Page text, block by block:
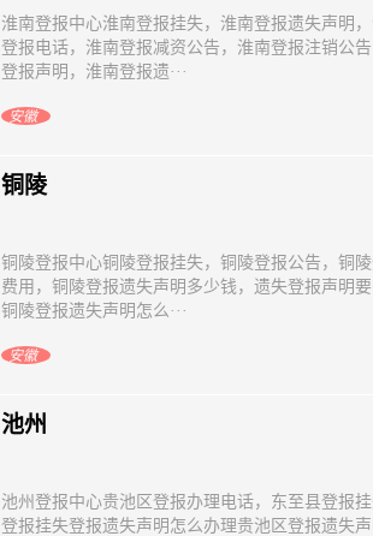
淮南登报中心淮南登报挂失，淮南登报遗失声明
登报电话，淮南登报减资公告，淮南登报注销公
登报声明，淮南登报遗···
安徽
铜陵
铜陵登报中心铜陵登报挂失，铜陵登报公告，铜
费用，铜陵登报遗失声明多少钱，遗失登报声明
铜陵登报遗失声明怎么···
安徽
​池州
池州登报中心贵池区登报办理电话，东至县登报
登报挂失登报遗失声明怎么办理贵池区登报遗失